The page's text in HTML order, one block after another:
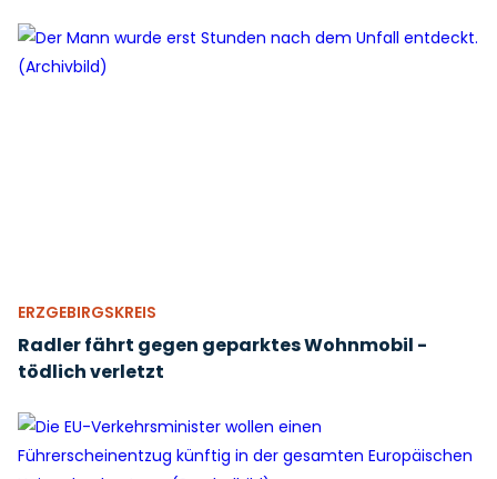
ERZGEBIRGSKREIS
Radler fährt gegen geparktes Wohnmobil -
tödlich verletzt